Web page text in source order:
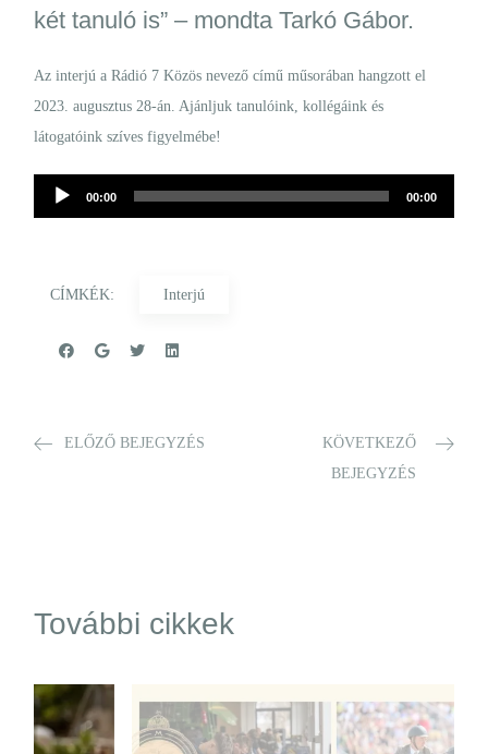
két tanuló is” – mondta Tarkó Gábor.
Az interjú a Rádió 7 Közös nevező című műsorában hangzott el
2023. augusztus 28-án. Ajánljuk tanulóink, kollégáink és
látogatóink szíves figyelmébe!
00:00 00:00
CÍMKÉK: Interjú
ELŐZŐ BEJEGYZÉS
KÖVETKEZŐ
BEJEGYZÉS
További cikkek